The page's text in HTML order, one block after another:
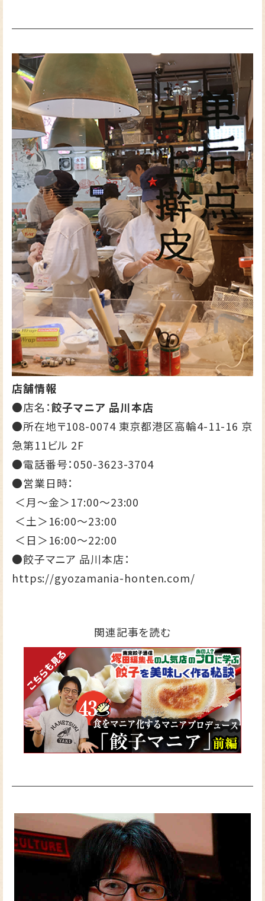
店舗情報
●店名：餃子マニア 品川本店
●所在地〒108-0074 東京都港区高輪4-11-16 京
急第11ビル 2F
●電話番号：050-3623-3704
●営業日時：
＜月～金＞17:00～23:00
＜土＞16:00～23:00
＜日＞16:00～22:00
●餃子マニア 品川本店：
https://gyozamania-honten.com/
関連記事を読む